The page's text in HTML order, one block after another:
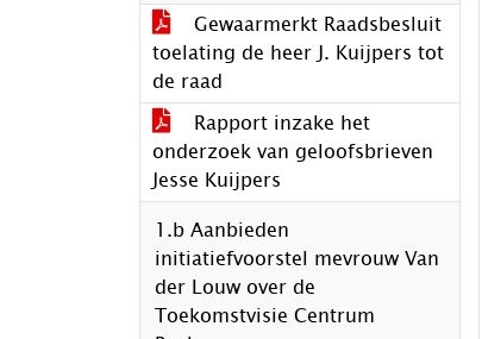
Gewaarmerkt Raadsbesluit
toelating de heer J. Kuijpers tot
de raad
Rapport inzake het
onderzoek van geloofsbrieven
Jesse Kuijpers
1.b Aanbieden
initiatiefvoorstel mevrouw Van
der Louw over de
Toekomstvisie Centrum